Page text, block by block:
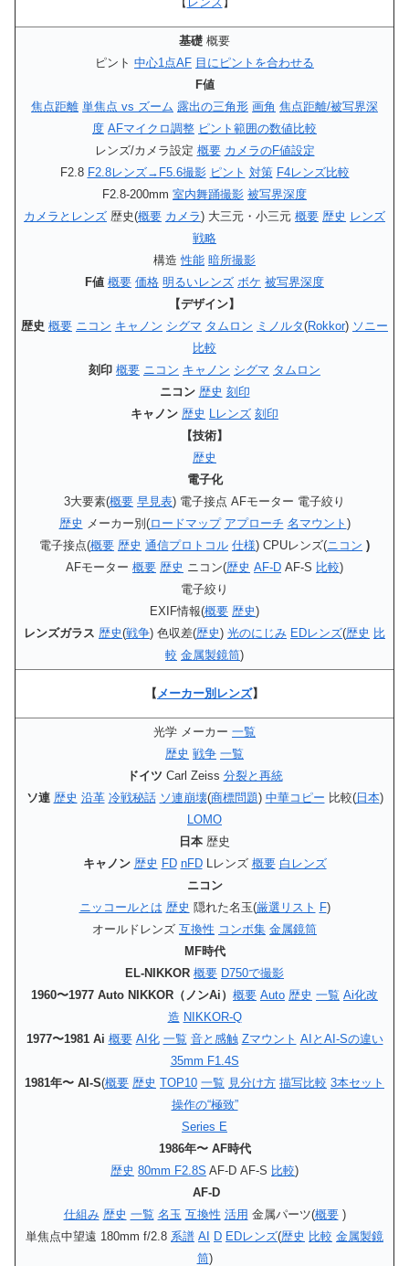
基礎 概要
ピント 中心1点AF 目にピントを合わせる
F値
焦点距離 単焦点 vs ズーム 露出の三角形 画角 焦点距離/被写界深
度 AFマイクロ調整 ピント範囲の数値比較
レンズ/カメラ設定 概要 カメラのF値設定
F2.8 F2.8レンズ→F5.6撮影 ピント 対策 F4レンズ比較
F2.8‐200mm 室内舞踊撮影 被写界深度
カメラとレンズ 歴史(概要 カメラ) 大三元・小三元 概要 歴史 レンズ
戦略
構造性能 暗所撮影
F値 概要 価格 明るいレンズ ボケ 被写界深度
【デザイン】
歴史 概要 ニコン キャノン シグマ タムロン ミノルタ(Rokkor) ソニー
比較
刻印 概要 ニコン キャノン シグマ タムロン
ニコン 歴史 刻印
キャノン 歴史 Lレンズ 刻印
【技術】
歴史
電子化
3大要素(概要 早見表) 電子接点 AFモーター 電子絞り
歴史 メーカー別(ロードマップ アプローチ 名マウント )
電子接点(概要 歴史 通信プロトコル 仕様) CPUレンズ(ニコン )
AFモーター 概要 歴史 ニコン(歴史 AF-D AF-S 比較)
電子絞り
EXIF情報(概要 歴史)
レンズガラス 歴史(戦争) 色収差(歴史) 光のにじみ EDレンズ(歴史 比
較 金属製鏡筒)
【 メーカー別レンズ】
光学 メーカー 一覧
歴史 戦争 一覧
ドイツ Carl Zeiss 分裂と再統
ソ連 歴史 沿革 冷戦秘話 ソ連崩壊(商標問題) 中華コピー 比較(日本)
LOMO
日本 歴史
キャノン 歴史 FD nFDLレンズ 概要 白レンズ
ニコン
ニッコールとは 歴史 隠れた名玉(厳選リスト F)
オールドレンズ 互換性 コンボ集 金属鏡筒
MF時代
EL-NIKKOR 概要 D750で撮影
1960〜1977 Auto NIKKOR（ノンAi） 概要 Auto 歴史 一覧 Ai化改
造 NIKKOR-Q
1977〜1981 Ai 概要 AI化 一覧 音と感触 Zマウント AIとAI-Sの違い
35mm F1.4S
1981年〜 AI-S(概要 歴史 TOP10 一覧 見分け方 描写比較 3本セット
操作の“極致”
Series E
1986年〜 AF時代
歴史 80mm F2.8S AF-D AF-S 比較)
AF-D
仕組み 歴史 一覧 名玉 互換性 活用 金属パーツ(概要)
単焦点中望遠 180mm f/2.8 系譜 AI D EDレンズ(歴史 比較 金属製鏡
筒)